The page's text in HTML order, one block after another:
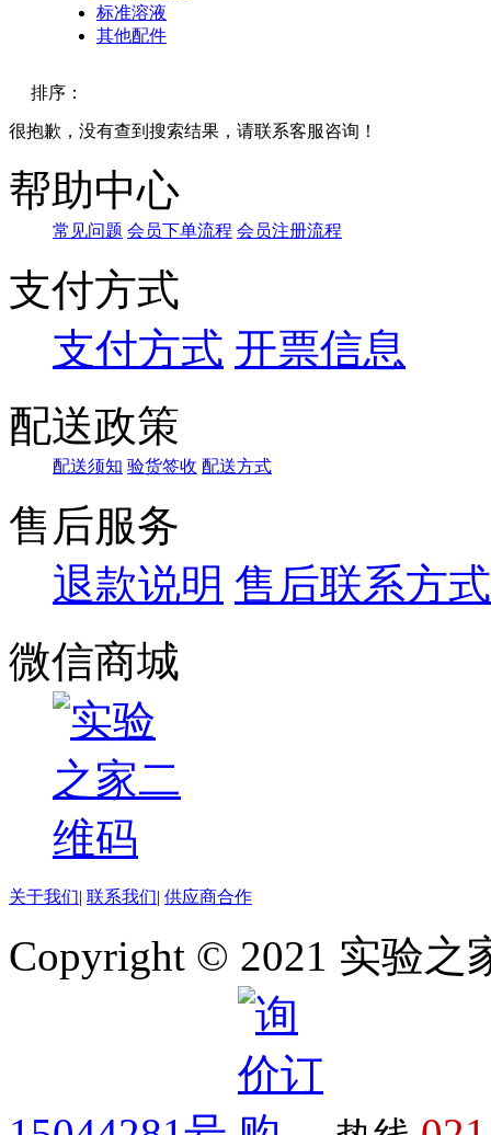
标准溶液
其他配件
排序：
价格
品牌
很抱歉，没有查到搜索结果，请联系客服咨询！
帮助中心
常见问题 会员下单流程 会员注册流程
支付方式
支付方式 开票信息
配送政策
配送须知 验货签收 配送方式
售后服务
退款说明 售后联系方式
微信商城
关于我们| 联系我们| 供应商合作
Copyright © 2021 实验之